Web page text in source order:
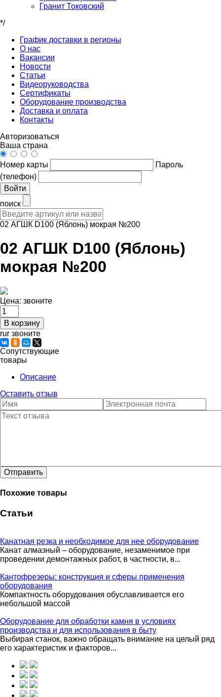
Гранит Токовский
*/
График доставки в регионы
О нас
Вакансии
Новости
Статьи
Видеоруководства
Сертификаты
Оборудование производства
Доставка и оплата
Контакты
Авторизоваться
Ваша страна
Номер карты
Пароль
(телефон)
Войти
поиск
02 АГШК D100 (Яблонь) мокрая №200
02 АГШК D100 (Яблонь)
мокрая №200
Цена: звоните
rur звоните
Сопутствующие
товары
Описание
Оставить отзыв
Отправить
Похожие товары
Статьи
Канатная резка и необходимое для нее оборудование
Канат алмазный – оборудование, незаменимое при
проведении демонтажных работ, в частности, в...
Кантофрезеры: конструкция и сферы применения
оборудования
Компактность оборудования обуславливается его
небольшой массой
Оборудование для обработки камня в условиях
производства и для использования в быту
Выбирая станок, важно обращать внимание на целый ряд
его характеристик и факторов...